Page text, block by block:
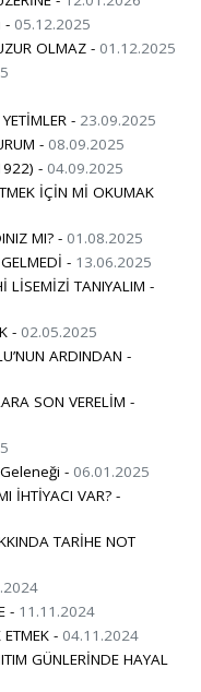
- 05.12.2025
OLMAZ - 01.12.2025
- 23.09.2025
- 08.09.2025
- 04.09.2025
İÇİN Mİ OKUMAK
MI? - 01.08.2025
- 13.06.2025
LİSEMİZİ TANIYALIM -
- 02.05.2025
ARDINDAN -
SON VERELİM -
- 06.01.2025
İHTİYACI VAR? -
TARİHE NOT
- 11.11.2024
- 04.11.2024
GÜNLERİNDE HAYAL